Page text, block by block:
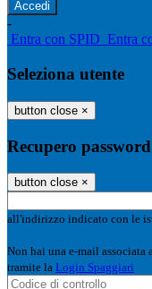
-
Entra con SPID Entra
Seleziona utente
button close ×
Recupero password
button close ×
all'indirizzo indicato con le
Non hai una e-mail associata
tramite la Login Spaggiari